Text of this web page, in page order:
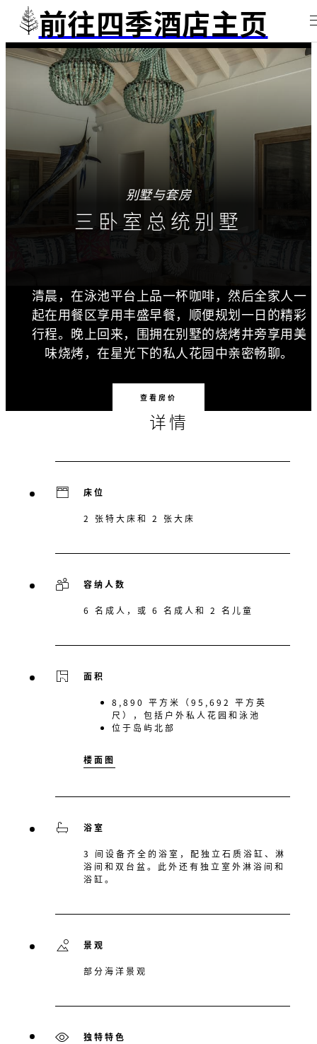
前往四季酒店主页
别墅与套房
三卧室总统别墅
清晨，在泳池平台上品一杯咖啡，然后全家人一
起在用餐区享用丰盛早餐，顺便规划一日的精彩
行程。晚上回来，围拥在别墅的烧烤井旁享用美
味烧烤，在星光下的私人花园中亲密畅聊。
查看房价
详情
床位
2 张特大床和 2 张大床
容纳人数
6 名成人，或 6 名成人和 2 名儿童
面积
8,890 平方米（95,692 平方英
尺），包括户外私人花园和泳池
位于岛屿北部
楼面图
浴室
3 间设备齐全的浴室，配独立石质浴缸、淋
浴间和双台盆。此外还有独立室外淋浴间和
浴缸。
景观
部分海洋景观
独特特色